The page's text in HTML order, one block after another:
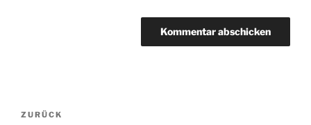
Beitragsnavigation
Vorheriger
ZURÜCK